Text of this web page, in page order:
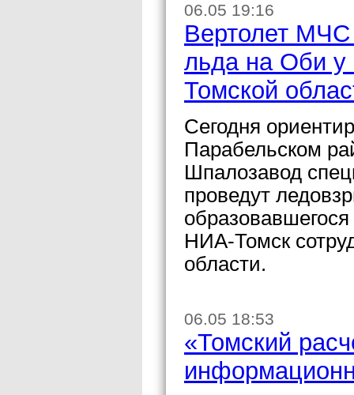
06.05 19:16
Вертолет МЧС
льда на Оби
Томской
Сегодня
Парабельском
Шпалозавод
проведут
НИА-Томск
области.
06.05 18:53
«Томский